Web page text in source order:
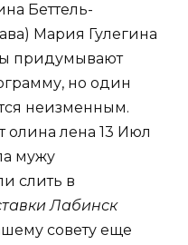
Беттель-
Мария Гулегина
придумывают
но один
неизменным.
олина лена 13 Июл
мужу
слить в
Лабинск
совету еще